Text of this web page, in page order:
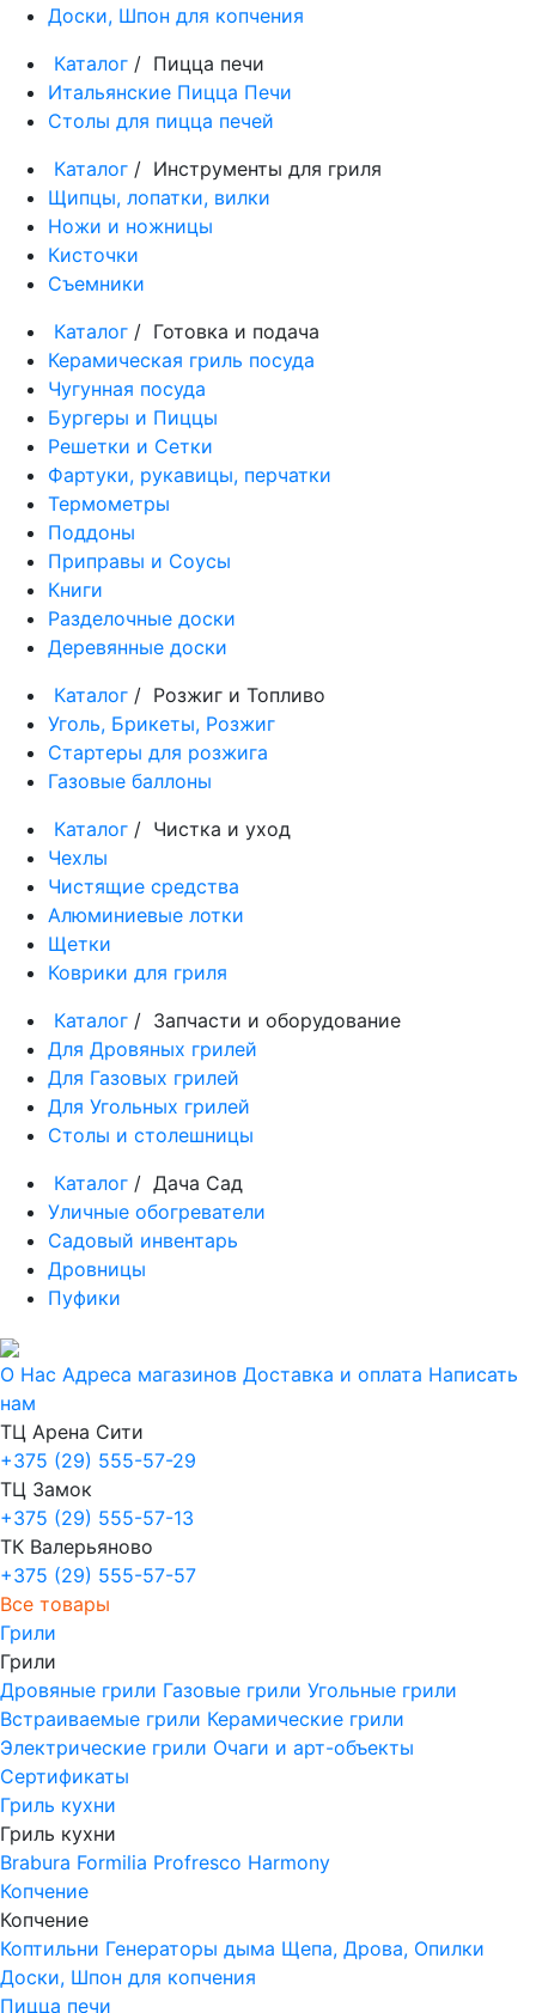
Доски, Шпон для копчения
Каталог / Пицца печи
Итальянские Пицца Печи
Столы для пицца печей
Каталог / Инструменты для гриля
Щипцы, лопатки, вилки
Ножи и ножницы
Кисточки
Съемники
Каталог / Готовка и подача
Керамическая гриль посуда
Чугунная посуда
Бургеры и Пиццы
Решетки и Сетки
Фартуки, рукавицы, перчатки
Термометры
Поддоны
Приправы и Соусы
Книги
Разделочные доски
Деревянные доски
Каталог / Розжиг и Топливо
Уголь, Брикеты, Розжиг
Стартеры для розжига
Газовые баллоны
Каталог / Чистка и уход
Чехлы
Чистящие средства
Алюминиевые лотки
Щетки
Коврики для гриля
Каталог / Запчасти и оборудование
Для Дровяных грилей
Для Газовых грилей
Для Угольных грилей
Столы и столешницы
Каталог / Дача Сад
Уличные обогреватели
Садовый инвентарь
Дровницы
Пуфики
О Нас Адреса магазинов Доставка и оплата Написать
нам
ТЦ Арена Сити
+375 (29) 555-57-29
ТЦ Замок
+375 (29) 555-57-13
ТК Валерьяново
+375 (29) 555-57-57
Все товары
Грили
Грили
Дровяные грили Газовые грили Угольные грили
Встраиваемые грили Керамические грили
Электрические грили Очаги и арт-объекты
Сертификаты
Гриль кухни
Гриль кухни
Brabura Formilia Profresco Harmony
Копчение
Копчение
Коптильни Генераторы дыма Щепа, Дрова, Опилки
Доски, Шпон для копчения
Пицца печи